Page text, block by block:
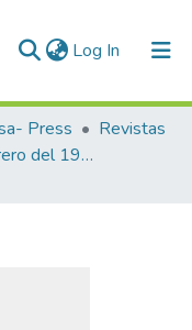
Log In (current)
Press
Revistas
Número 56, febrero del 1944